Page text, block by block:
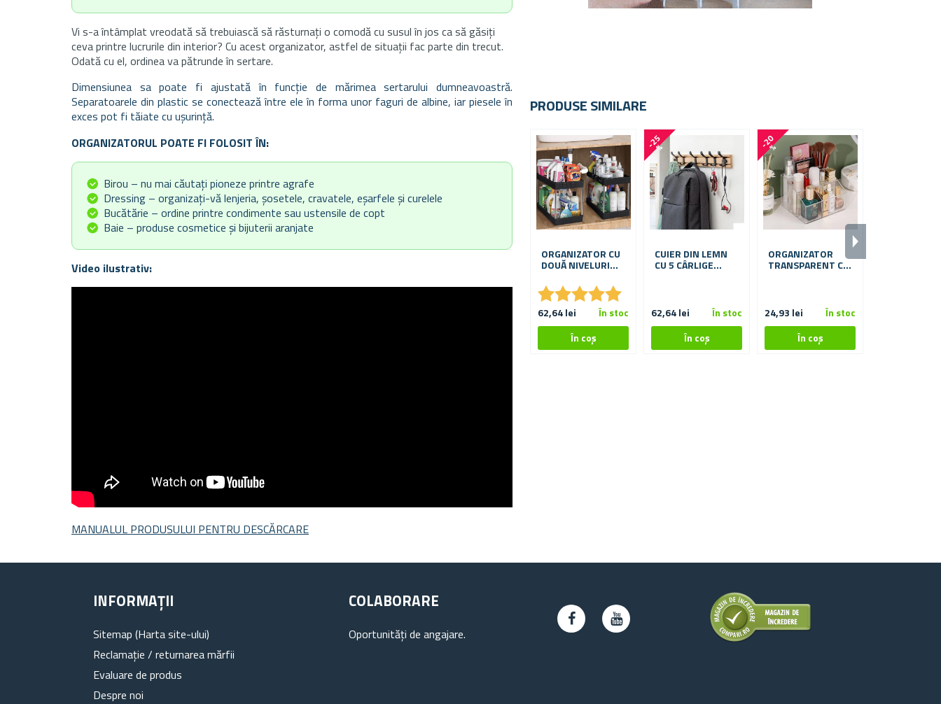
Vi s-a întâmplat vreodată să trebuiască să răsturnați o comodă cu susul în jos ca să găsiți
ceva printre lucrurile din interior? Cu acest organizator, astfel de situații fac parte din trecut.
Odată cu el, ordinea va pătrunde în sertare.
Dimensiunea sa poate fi ajustată în funcție de mărimea sertarului dumneavoastră.
Separatoarele din plastic se conectează între ele în forma unor faguri de albine, iar piesele în
exces pot fi tăiate cu ușurință.
ORGANIZATORUL POATE FI FOLOSIT ÎN:
Birou – nu mai căutați pioneze printre agrafe
Dressing – organizați-vă lenjeria, șosetele, cravatele, eșarfele și curelele
Bucătărie – ordine printre condimente sau ustensile de copt
Baie – produse cosmetice și bijuterii aranjate
Video ilustrativ:
MANUALUL PRODUSULUI PENTRU DESCĂRCARE
PRODUSE SIMILARE
ORGANIZATOR CU
DOUĂ NIVELURI
★★★★★
★★★★★
62,64 lei În stoc
-
2
5
%
CUIER DIN LEMN
CU 5 CÂRLIGE
62,64 lei În stoc
-
2
0
%
ORGANIZATOR
TRANSPARENT CU
24,93 lei
În stoc
INFORMAȚII
Sitemap (Harta site-ului)
Reclamație / returnarea mărfii
Evaluare de produs
Despre noi
COLABORARE
Oportunități de angajare.